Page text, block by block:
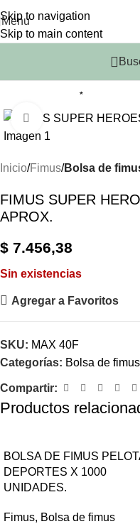
Skip to navigation
Skip to main content
Menu
*
Click to enlarge
Inicio Fimus Bolsa de
FIMUS SUPER
APROX.
$ 7.456,38
Sin existencias
Agregar a Favoritos
SKU: MAX 40F
Categorías: Bolsa de fimus
Compartir:
Productos
BOLSA DE FIMUS
DEPORTES X 1000
UNIDADES.
Fimus, Bolsa de fimus